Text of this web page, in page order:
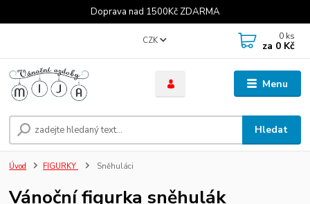
Doprava nad 1500Kč ZDARMA
Menu
CZK
Hledat
0 ks
za 0 Kč
Úvod FIGURKY Sněhuláci
Vánoční figurka sněhulák